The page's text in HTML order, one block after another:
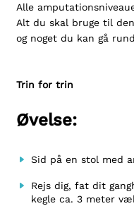
Alle
Alt du skal bruge til
og noget du kan gå
Trin for trin
Øvelse:
Sid på en stol med
Rejs dig, fat dit
kegle ca. 3 meter